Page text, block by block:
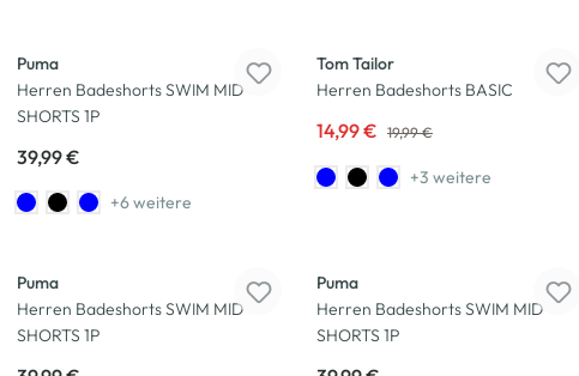
Puma
Herren Badeshorts SWIM MID
SHORTS 1P
39,99 €
+6 weitere
Tom Tailor
Herren Badeshorts BASIC
14,99 € 19,99 €
+3 weitere
Puma
Herren Badeshorts SWIM MID
SHORTS 1P
Puma
Herren Badeshorts SWIM MID
SHORTS 1P